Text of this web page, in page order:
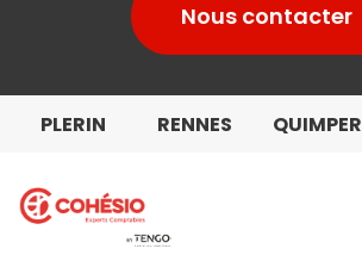
Nous contacter
PLERIN RENNES QUIMPER